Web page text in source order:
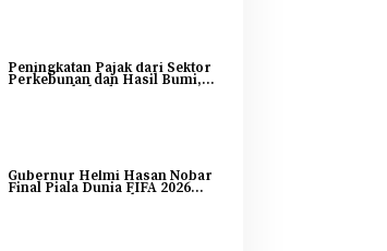
Peningkatan Pajak dari Sektor
Perkebunan dan Hasil Bumi,
DJP Bengkulu dan Lampung
Gubernur Helmi Hasan Nobar
Final Piala Dunia FIFA 2026
Bersama Masyarakat, UMKM